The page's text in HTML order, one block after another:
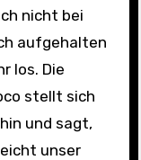
nicht bei
aufgehalten
los. Die
stellt sich
und sagt,
unser